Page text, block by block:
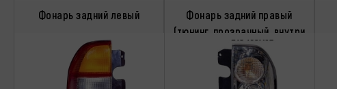
Фонарь задний левый
Фонарь задний правый
(тюнинг, прозрачный, внутри
хромированный)